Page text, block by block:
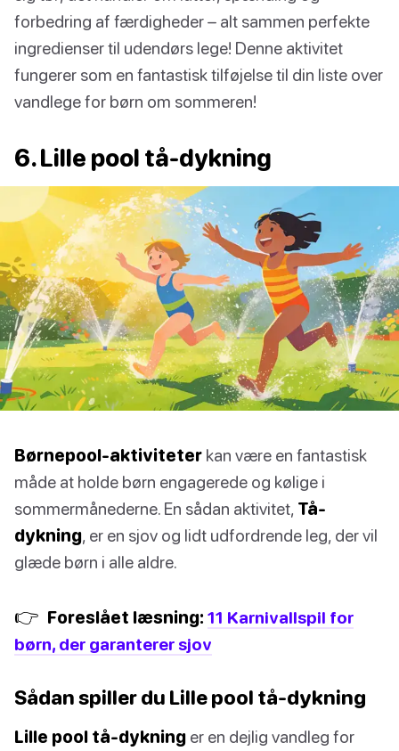
forbedring af færdigheder – alt sammen perfekte
ingredienser til udendørs lege! Denne aktivitet
fungerer som en fantastisk tilføjelse til din liste over
vandlege for børn om sommeren!
6. Lille pool tå-dykning
Børnepool-aktiviteter kan være en fantastisk
måde at holde børn engagerede og kølige i
sommermånederne. En sådan aktivitet, Tå-
dykning, er en sjov og lidt udfordrende leg, der vil
glæde børn i alle aldre.
👉 Foreslået læsning: 11 Karnivallspil for
børn, der garanterer sjov
Sådan spiller du Lille pool tå-dykning
Lille pool tå-dykning er en dejlig vandleg for